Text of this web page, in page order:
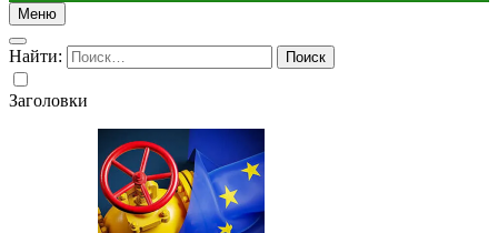
Меню
Найти:
Заголовки